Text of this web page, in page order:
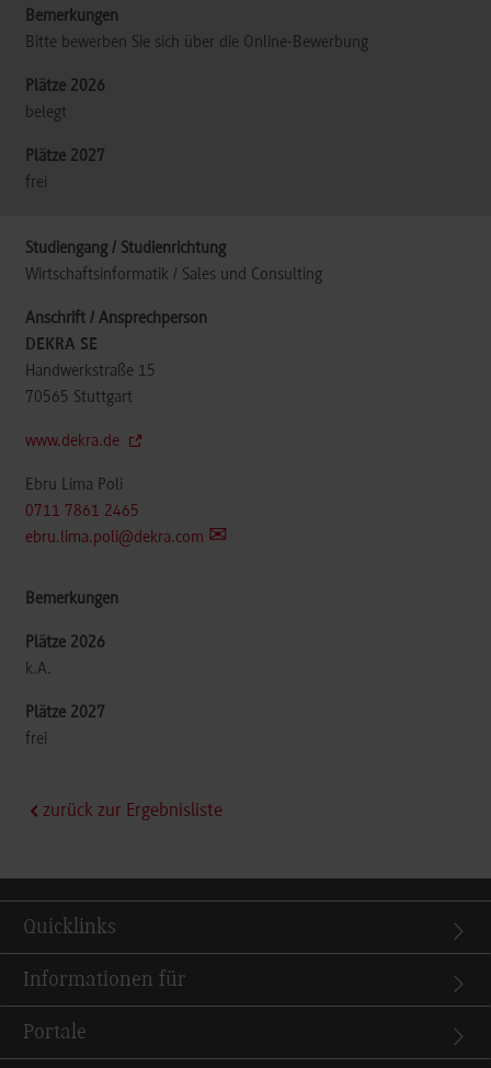
Bitte bewerben Sie sich über die Online-Bewerbung
belegt
frei
Wirtschaftsinformatik / Sales und Consulting
DEKRA SE
Handwerkstraße 15
70565 Stuttgart
www.dekra.de
Ebru Lima Poli
0711 7861 2465
ebru.lima.poli@dekra.com
k.A.
frei
zurück zur Ergebnisliste
Quicklinks
Informationen für
Portale